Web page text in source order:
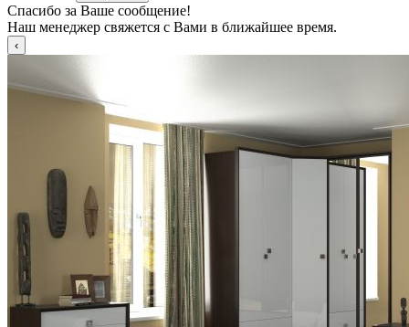
Спасибо за Ваше сообщение!
Наш менеджер свяжется с Вами в ближайшее время.